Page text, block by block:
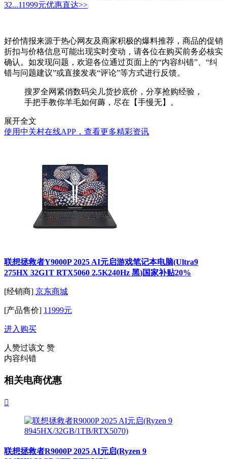
32...11999元优惠直达>>
好价情报来源于热心网友及商家积极的爆料推荐，商品的促销
折扣与价格信息可能出现实时变动，请各位在购买前务必核实
确认。如发现问题，欢迎各位通过页面上的“内容纠错”、“纠
错与问题建议”或直接发表“评论”等方式进行反馈。
搜罗全网紧俏数码尖儿货抄底价，分享抢购经验，
手把手教你羊毛如何薅，尽在【手慢无】。
展开全文
使用中关村在线APP，查看更多精彩资讯
联想拯救者Y9000P 2025 AI元启游戏笔记本电脑(Ultra9
275HX 32G1T RTX5060 2.5K240Hz 黑)国家补贴20%
[经销商] 京东商城
[产品售价] 11999元
进入购买
人赞过该文 赞
内容纠错
相关电商优惠

联想拯救者R9000P 2025 AI元启(Ryzen 9